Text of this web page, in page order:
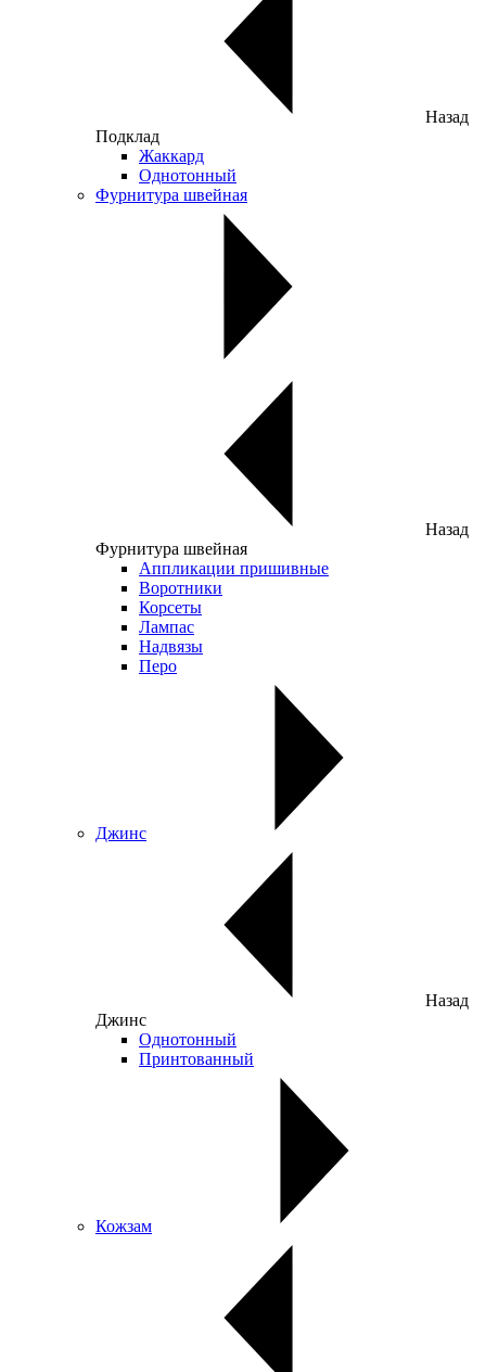
Назад
Подклад
Жаккард
Однотонный
Фурнитура швейная
Назад
Фурнитура швейная
Аппликации пришивные
Воротники
Корсеты
Лампас
Надвязы
Перо
Джинс
Назад
Джинс
Однотонный
Принтованный
Кожзам